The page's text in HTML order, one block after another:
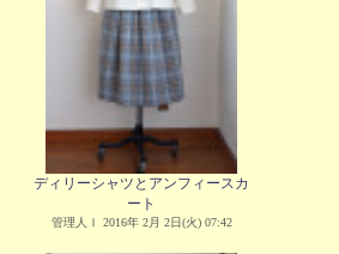
ディリーシャツとアンフィースカ
ート
管理人Ｉ 2016年 2月 2日(火) 07:42